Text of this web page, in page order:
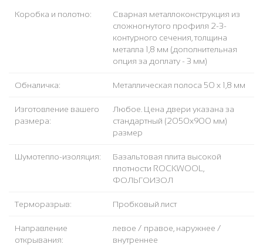
Коробка и полотно:
Сварная металлоконструкция из
сложногнутого профиля 2-3-
контурного сечения, толщина
металла 1,8 мм (дополнительная
опция за доплату - 3 мм)
Обналичка: Металлическая полоса 50 х 1,8 мм
Изготовление вашего
размера:
Любое. Цена двери указана за
стандартный (2050x900 мм)
размер
Шумотепло-изоляция:
Базальтовая плита высокой
плотности ROCKWOOL,
ФОЛЬГОИЗОЛ
Терморазрыв: Пробковый лист
Направление
открывания:
левое / правое, наружнее /
внутреннее